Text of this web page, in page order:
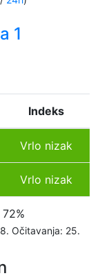
1
Indeks
Vrlo nizak
Vrlo nizak
72%
Očitavanja: 25.